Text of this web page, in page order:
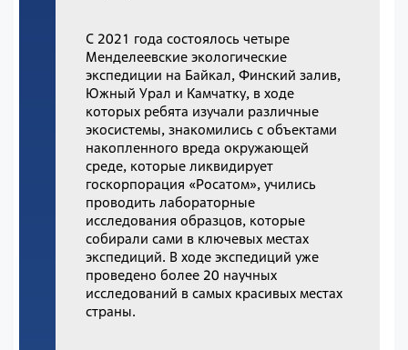
С 2021 года состоялось четыре
Менделеевские экологические
экспедиции на Байкал, Финский залив,
Южный Урал и Камчатку, в ходе
которых ребята изучали различные
экосистемы, знакомились с объектами
накопленного вреда окружающей
среде, которые ликвидирует
госкорпорация «Росатом», учились
проводить лабораторные
исследования образцов, которые
собирали сами в ключевых местах
экспедиций. В ходе экспедиций уже
проведено более 20 научных
исследований в самых красивых местах
страны.